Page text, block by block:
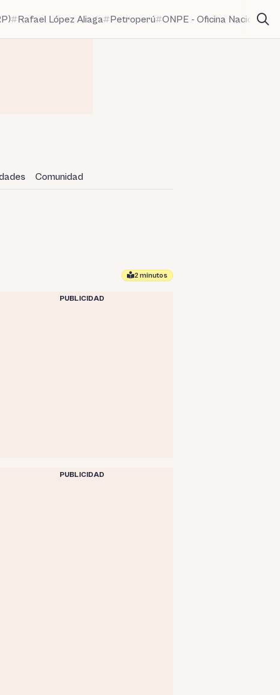
Rafael López Aliaga Petroperú ONPE - Oficina Nacional
Comunidad
2 minutos
PUBLICIDAD
PUBLICIDAD